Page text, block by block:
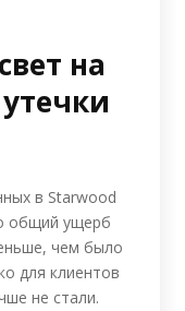
на
в Starwood
общий ущерб
чем было
для клиентов
не стали.